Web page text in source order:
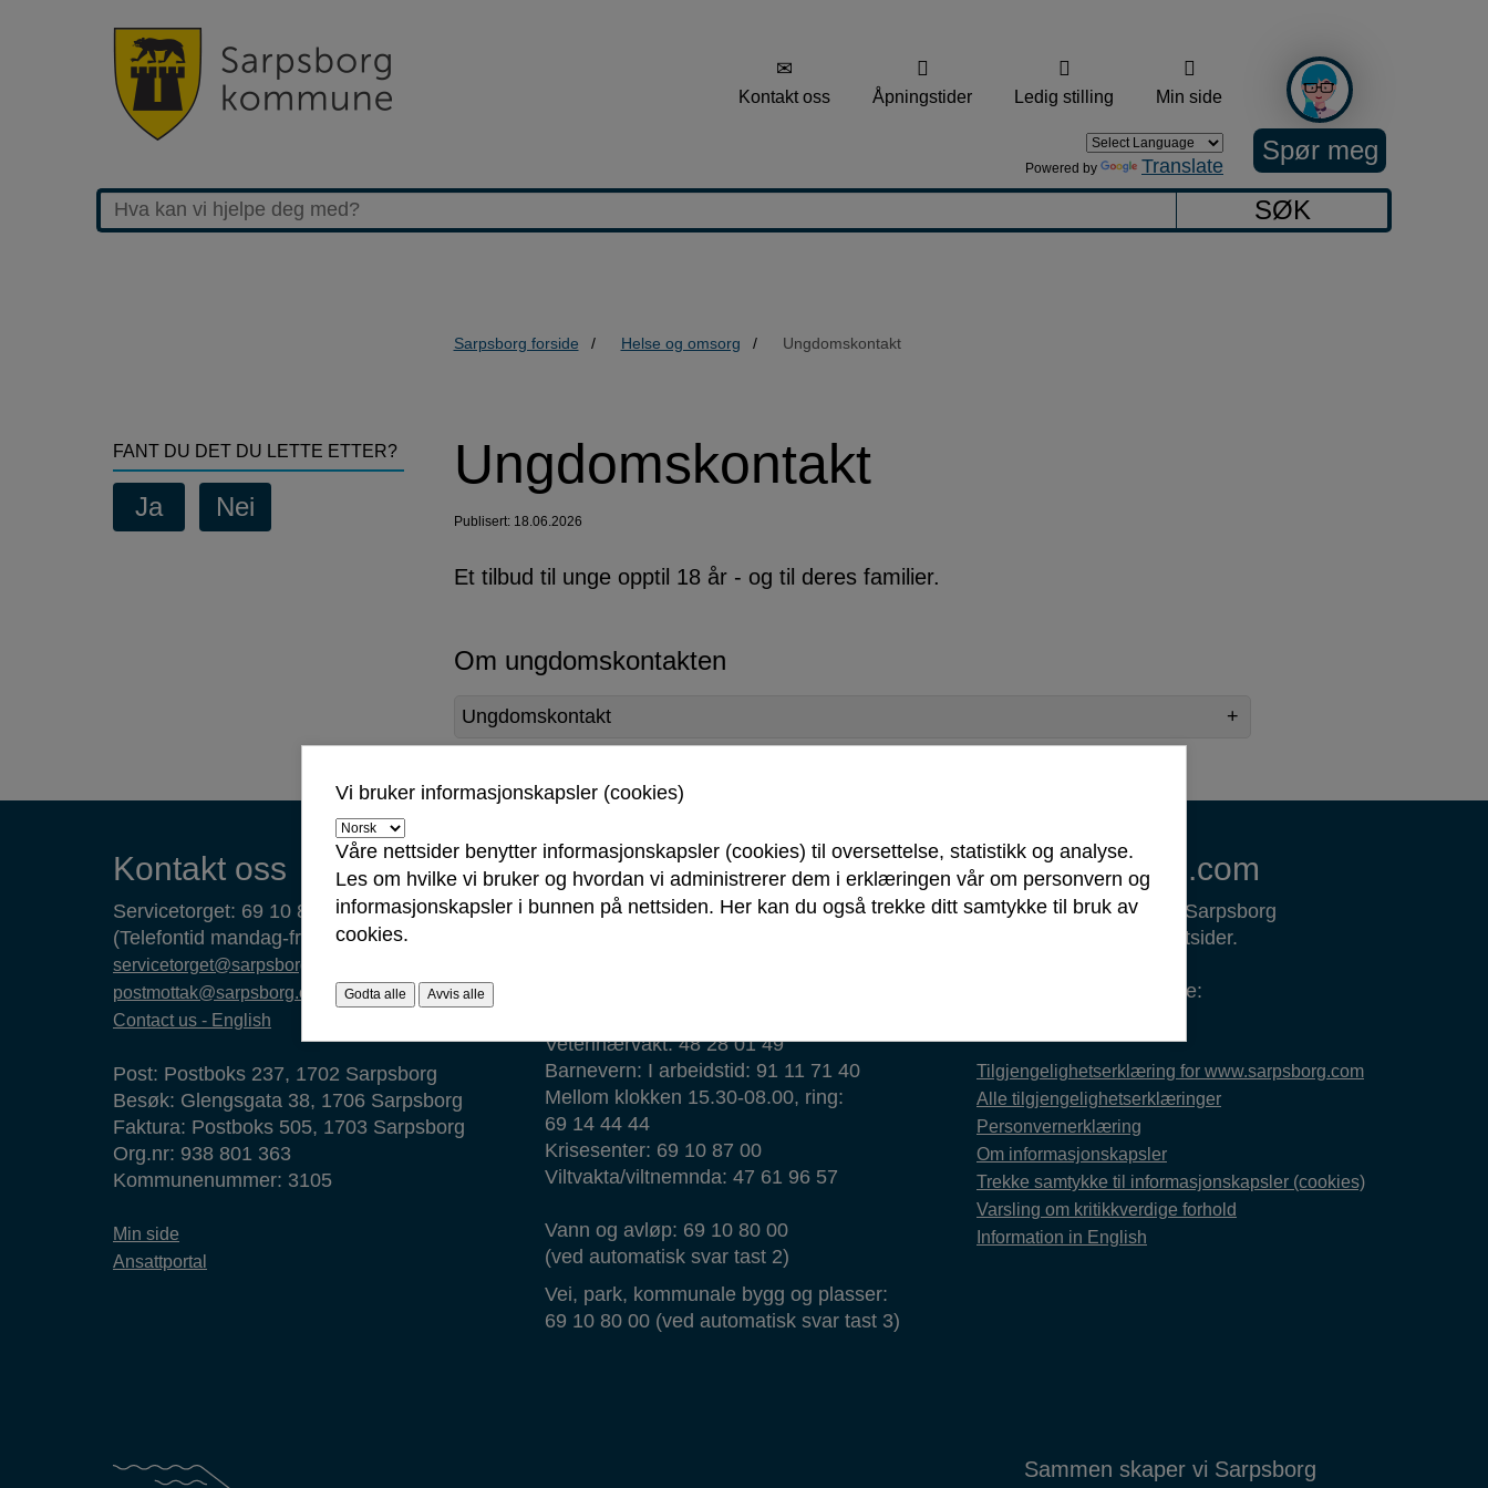
Kontakt oss Åpningstider Ledig stilling Min side
Spør meg
Powered by Translate
SØK
Sarpsborg forside Helse og omsorg Ungdomskontakt
FANT DU DET DU LETTE ETTER? Ungdomskontakt
Publisert: 18.06.2026
Et tilbud til unge opptil 18 år - og til deres familier.
Om ungdomskontakten
Ungdomskontakt
Kontaktinformasjon
Kontakt oss
Servicetorget: 69 10 80 00
(Telefontid mandag-fredag 09.00-14.00)
servicetorget@sarpsborg.com
postmottak@sarpsborg.com
Contact us - English
Post: Postboks 237, 1702 Sarpsborg
Besøk: Glengsgata 38, 1706 Sarpsborg
Faktura: Postboks 505, 1703 Sarpsborg
Org.nr: 938 801 363
Kommunenummer: 3105
Min side
Ansattportal
Vakt- og nødtelefoner
Politi: 112
Veterinærvakt: 48 28 01 49
Barnevern: I arbeidstid: 91 11 71 40
Mellom klokken 15.30-08.00, ring:
69 14 44 44
Krisesenter: 69 10 87 00
Viltvakta/viltnemnda: 47 61 96 57
Vann og avløp: 69 10 80 00
(ved automatisk svar tast 2)
Vei, park, kommunale bygg og plasser:
69 10 80 00 (ved automatisk svar tast 3)
Om sarpsborg.com
www.sarpsborg.com er Sarpsborg
kommunes offisielle nettsider.
Henvendelser om sidene:
Tilgjengelighetserklæring for www.sarpsborg.com
Alle tilgjengelighetserklæringer
Personvernerklæring
Om informasjonskapsler
Trekke samtykke til informasjonskapsler (cookies)
Varsling om kritikkverdige forhold
Information in English
Sammen skaper vi Sarpsborg
Vi bruker informasjonskapsler (cookies)
Våre nettsider benytter informasjonskapsler (cookies) til oversettelse, statistikk og analyse.
Les om hvilke vi bruker og hvordan vi administrerer dem i erklæringen vår om personvern og
informasjonskapsler i bunnen på nettsiden. Her kan du også trekke ditt samtykke til bruk av
cookies.
Godta alle Avvis alle